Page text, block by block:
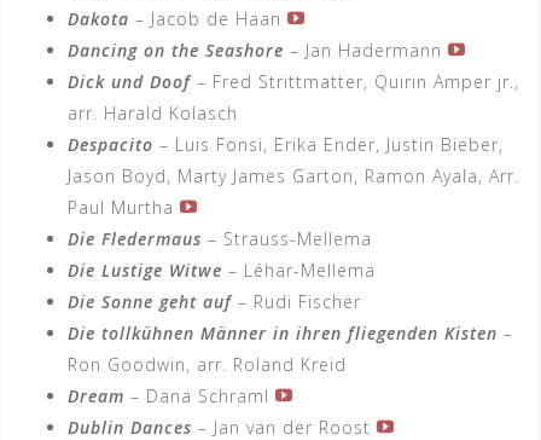
Dakota – Jacob de Haan
Dancing on the Seashore – Jan Hadermann
Dick und Doof– Fred Strittmatter, Quirin Amper jr.,
arr. Harald Kolasch
Despacito – Luis Fonsi, Erika Ender, Justin Bieber,
Jason Boyd, Marty James Garton, Ramon Ayala, Arr.
Paul Murtha
Die Fledermaus – Strauss-Mellema
Die Lustige Witwe – Léhar-Mellema
Die Sonne geht auf– Rudi Fischer
Die tollkühnen Männer in ihren fliegenden Kisten –
Ron Goodwin, arr. Roland Kreid
Dream – Dana Schraml
Dublin Dances – Jan van der Roost